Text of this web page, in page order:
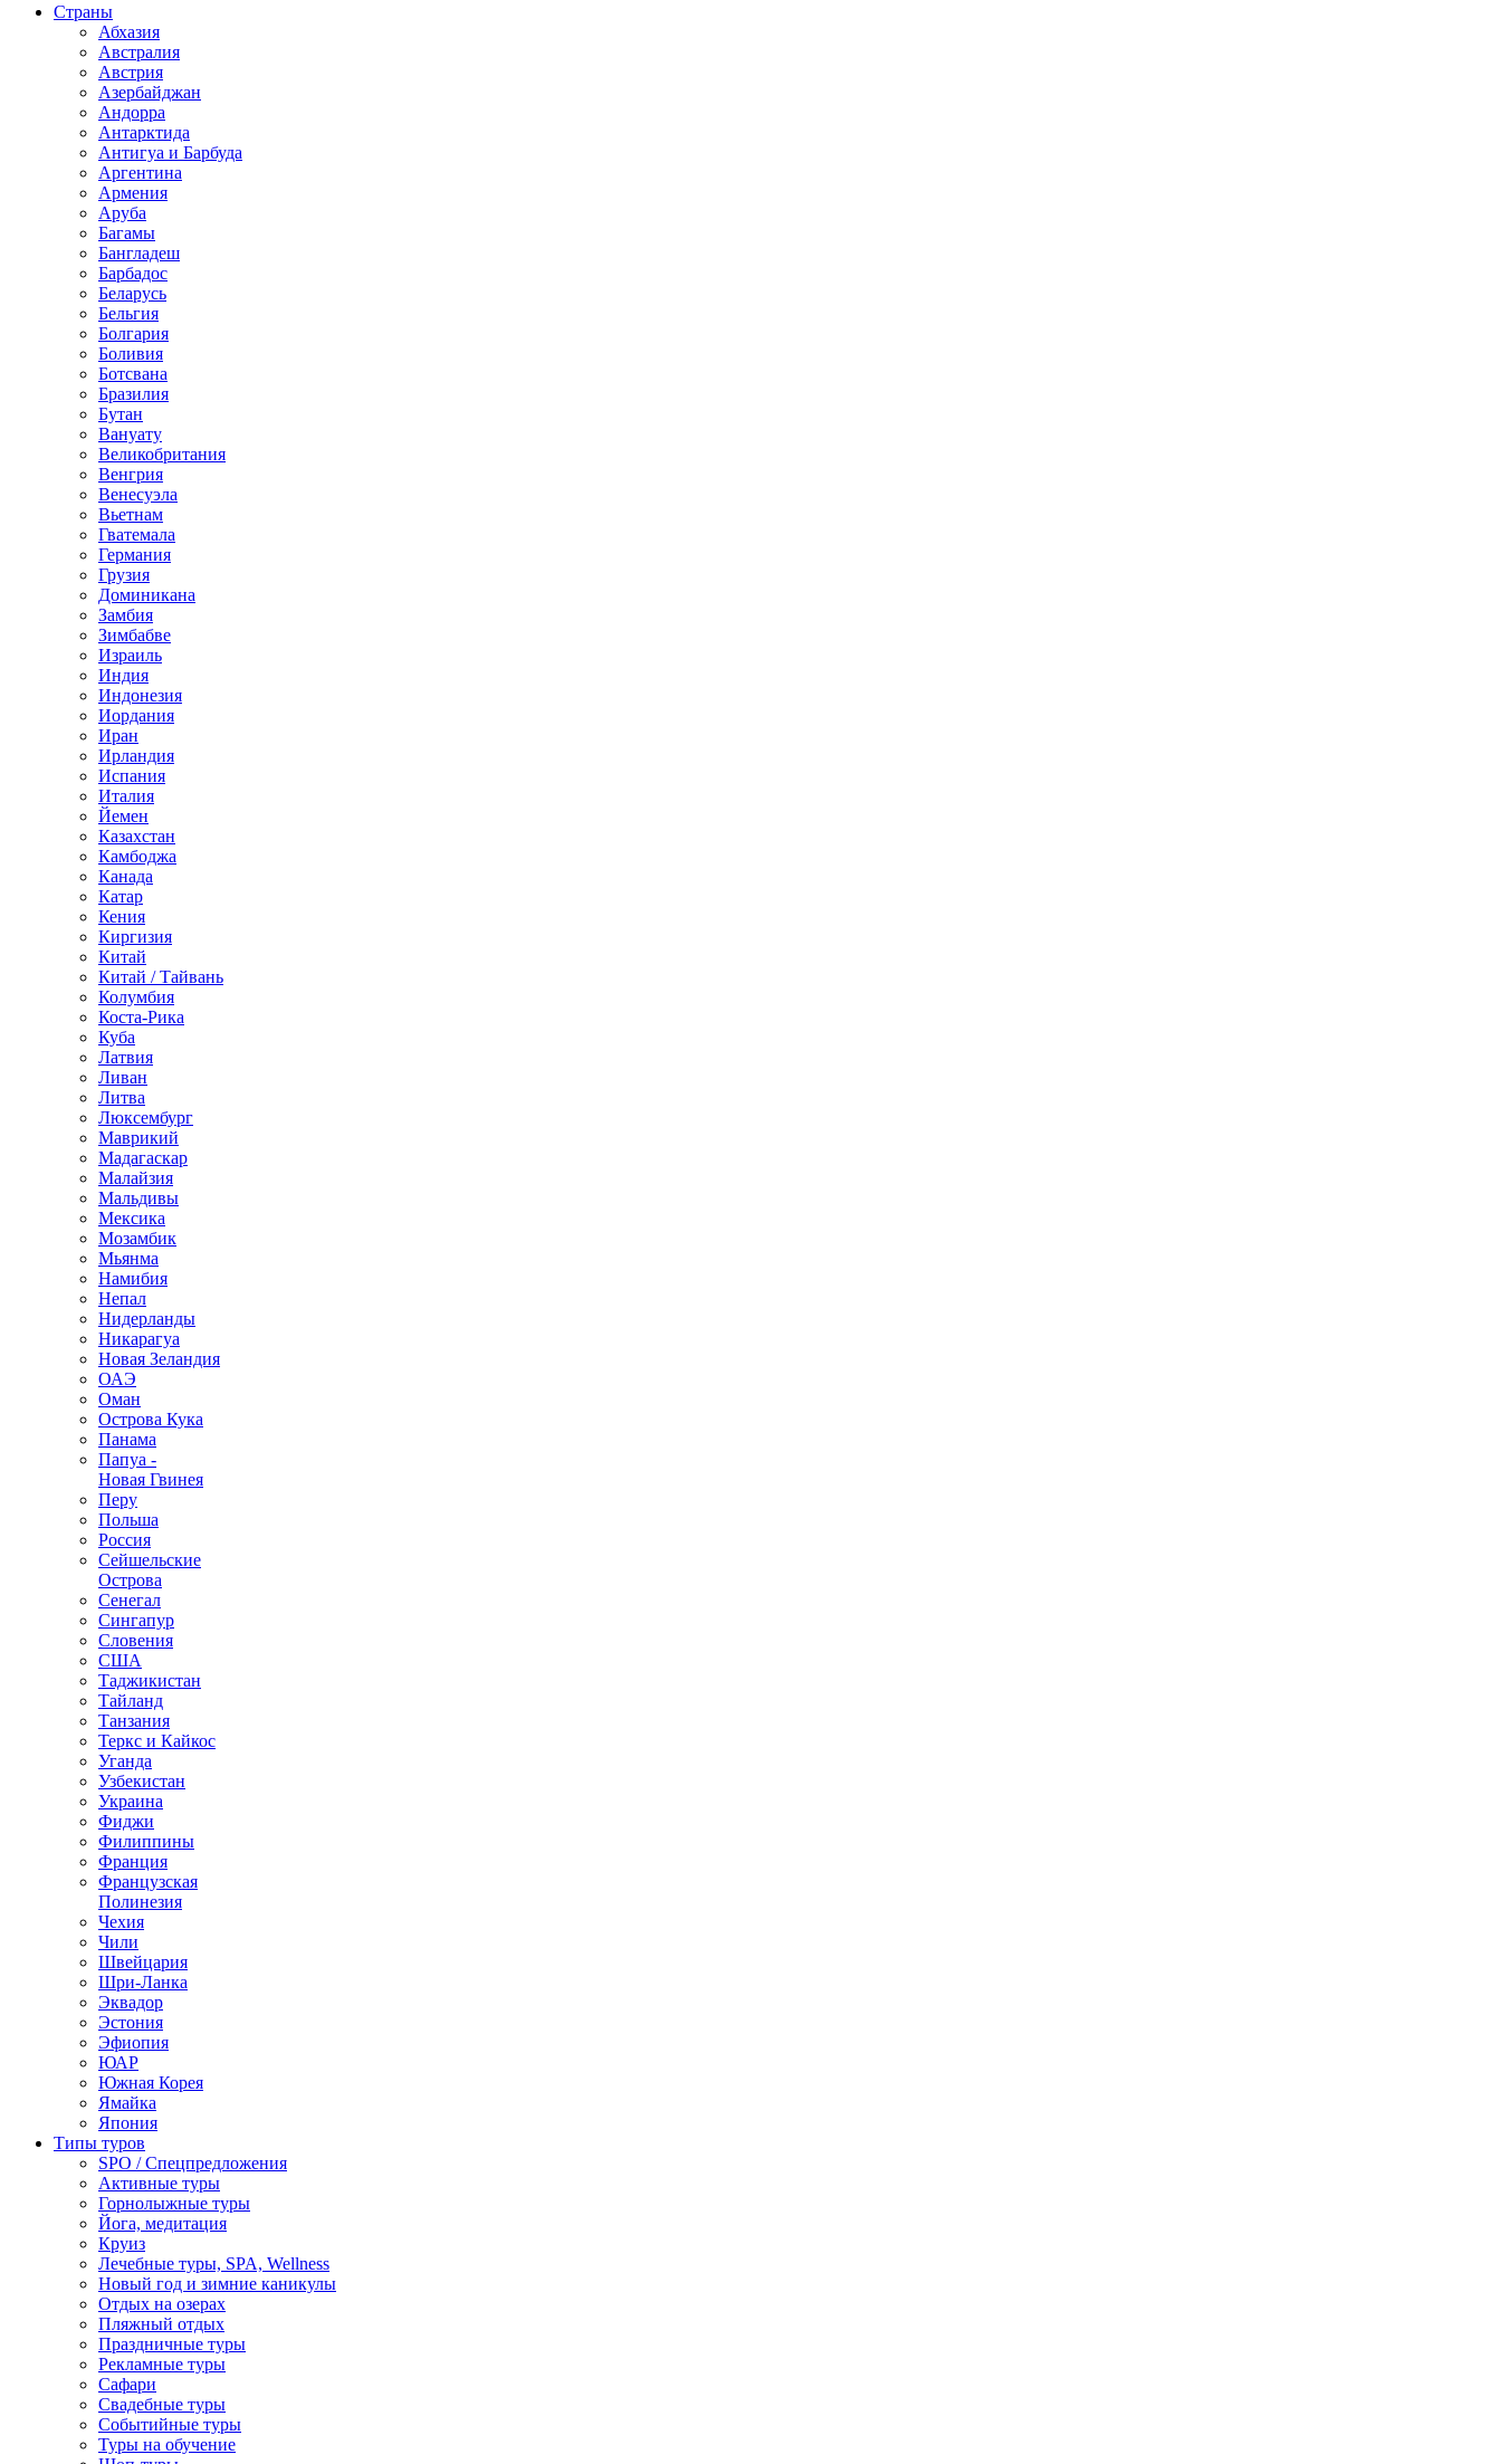
Страны
Абхазия
Австралия
Австрия
Азербайджан
Андорра
Антарктида
Антигуа и Барбуда
Аргентина
Армения
Аруба
Багамы
Бангладеш
Барбадос
Беларусь
Бельгия
Болгария
Боливия
Ботсвана
Бразилия
Бутан
Вануату
Великобритания
Венгрия
Венесуэла
Вьетнам
Гватемала
Германия
Грузия
Доминикана
Замбия
Зимбабве
Израиль
Индия
Индонезия
Иордания
Иран
Ирландия
Испания
Италия
Йемен
Казахстан
Камбоджа
Канада
Катар
Кения
Киргизия
Китай
Китай / Тайвань
Колумбия
Коста-Рика
Куба
Латвия
Ливан
Литва
Люксембург
Маврикий
Мадагаскар
Малайзия
Мальдивы
Мексика
Мозамбик
Мьянма
Намибия
Непал
Нидерланды
Никарагуа
Новая Зеландия
ОАЭ
Оман
Острова Кука
Панама
Папуа -
Новая Гвинея
Перу
Польша
Россия
Сейшельские
Острова
Сенегал
Сингапур
Словения
США
Таджикистан
Тайланд
Танзания
Теркс и Кайкос
Уганда
Узбекистан
Украина
Фиджи
Филиппины
Франция
Французская
Полинезия
Чехия
Чили
Швейцария
Шри-Ланка
Эквадор
Эстония
Эфиопия
ЮАР
Южная Корея
Ямайка
Япония
Типы туров
SPO / Спецпредложения
Активные туры
Горнолыжные туры
Йога, медитация
Круиз
Лечебные туры, SPA, Wellness
Новый год и зимние каникулы
Отдых на озерах
Пляжный отдых
Праздничные туры
Рекламные туры
Сафари
Свадебные туры
Событийные туры
Туры на обучение